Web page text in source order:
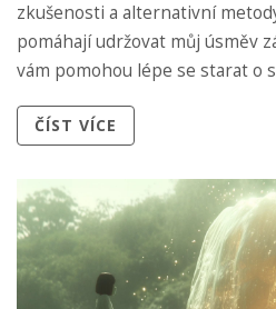
zkušenosti a alternativní
pomáhají udržovat můj úsměv
vám pomohou lépe se starat o
hygiena může být jednodušší
ČÍST VÍCE